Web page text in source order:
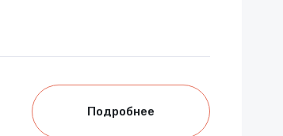
Подробнее